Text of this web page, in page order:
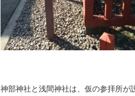
神部神社と浅間神社は、仮の参拝所が